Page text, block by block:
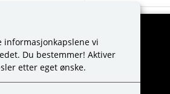
informasjonkapslene vi
Du bestemmer! Aktiver
etter eget ønske.